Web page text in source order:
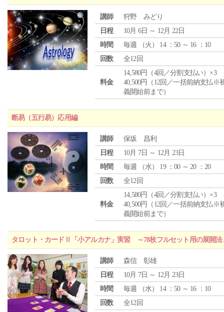
講師
狩野 みどり
日程
10月 6日 ～ 12月 22日
時間
毎週 （火 ） 14 ：50 ～ 16 ：10
回数
全12回
料金
14,580円（4回／分割支払い）×3
40,500円（12回／一括前納支払※
義開始前まで）
断易（五行易）応用編
講師
保坂 昌利
日程
10月 7日 ～ 12月 23日
時間
毎週 （水） 19 ：00 ～ 20 ：20
回数
全12回
料金
14,580円（4回／分割支払い）×3
40,500円（12回／一括前納支払※
義開始前まで）
タロット・カードⅡ「小アルカナ」実習 ～78枚フルセット用の展開法
講師
森信 彰雄
日程
10月 7日 ～ 12月 23日
時間
毎週 （水） 14 ：50 ～ 16 ：10
回数
全12回